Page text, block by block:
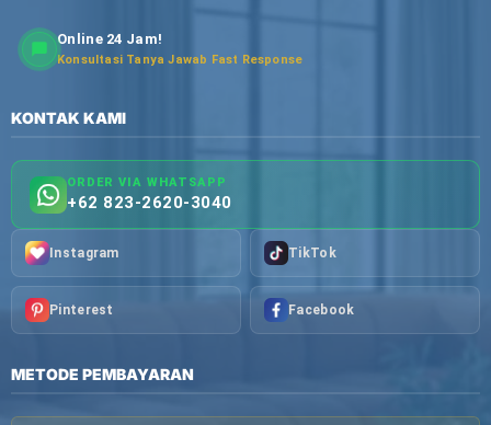
Online 24 Jam!
Konsultasi Tanya Jawab Fast Response
KONTAK KAMI
ORDER VIA WHATSAPP
+62 823-2620-3040
Instagram TikTok
Pinterest Facebook
METODE PEMBAYARAN